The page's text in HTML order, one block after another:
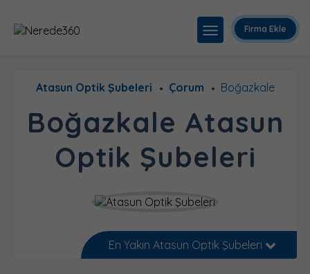
Firma Ekle
Atasun Optik Şubeleri Çorum Boğazkale
Boğazkale Atasun
Optik Şubeleri
En Yakın Atasun Optik Şubeleri